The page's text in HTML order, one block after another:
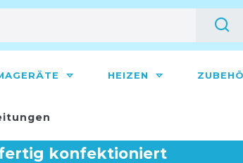
HEIZEN
konfektioniert